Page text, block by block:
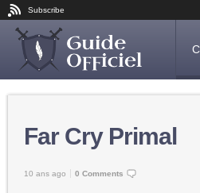
Subscribe
Far Cry Primal
10 ans ago 0 Comments